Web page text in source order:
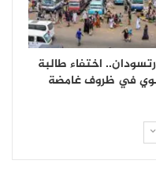
اختفاء طالبة
في ظروف غامضة